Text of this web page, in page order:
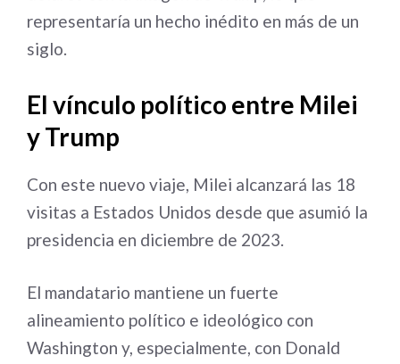
representaría un hecho inédito en más de un
siglo.
El vínculo político entre Milei
y Trump
Con este nuevo viaje, Milei alcanzará las 18
visitas a Estados Unidos desde que asumió la
presidencia en diciembre de 2023.
El mandatario mantiene un fuerte
alineamiento político e ideológico con
Washington y, especialmente, con Donald